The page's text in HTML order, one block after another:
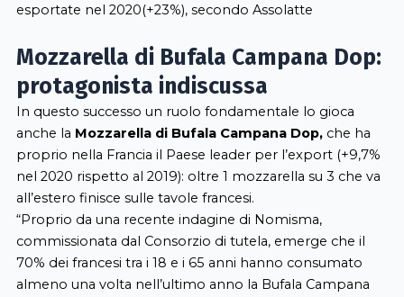
esportate nel 2020(+23%), secondo Assolatte
Mozzarella di Bufala Campana Dop:
protagonista indiscussa
In questo successo un ruolo fondamentale lo gioca
anche la Mozzarella di Bufala Campana Dop,che ha
proprio nella Francia il Paese leader per l’export (+9,7%
nel 2020 rispetto al 2019): oltre 1 mozzarella su 3 che va
all’estero finisce sulle tavole francesi.
“Proprio da una recente indagine di Nomisma,
commissionata dal Consorzio di tutela, emerge che il
70% dei francesi tra i 18 e i 65 anni hanno consumato
almeno una volta nell’ultimo anno la Bufala Campana